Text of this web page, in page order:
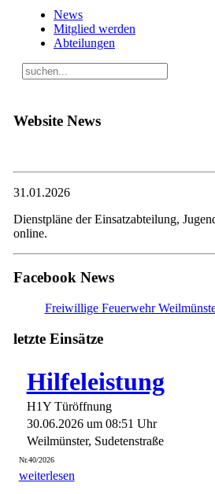
News
Mitglied werden
Abteilungen
Website News
31.01.2026
Dienstpläne der Einsatzabteilung,
online.
Facebook News
Freiwillige Feuerwehr
letzte Einsätze
Hilfeleistung
H1Y Türöffnung
30.06.2026 um 08:51 Uhr
Weilmünster, Sudetenstraße
Nr.40/2026
weiterlesen